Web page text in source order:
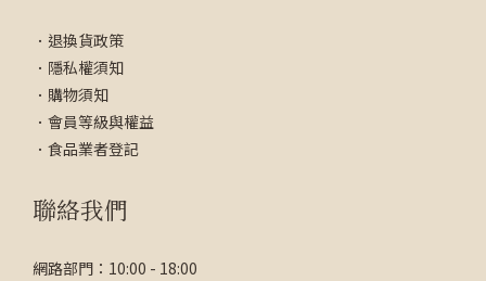
． 退換貨政策
． 隱私權須知
． 購物須知
． 會員等級與權益
． 食品業者登記
聯絡我們
網路部門：10:00 - 18:00